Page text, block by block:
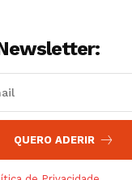
QUERO ADERIR